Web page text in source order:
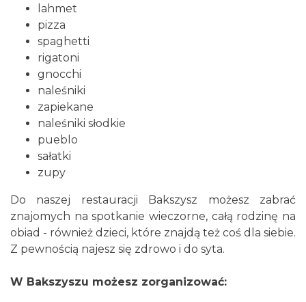
lahmet
pizza
spaghetti
rigatoni
gnocchi
naleśniki
zapiekane
naleśniki słodkie
pueblo
sałatki
zupy
Do naszej restauracji Bakszysz możesz zabrać
znajomych na spotkanie wieczorne, całą rodzinę na
obiad - również dzieci, które znajdą też coś dla siebie.
Z pewnością najesz się zdrowo i do syta.
W Bakszyszu możesz zorganizować: